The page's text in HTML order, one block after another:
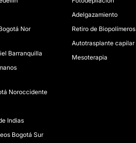
Nor
Barranquilla
Noroccidente
Indias
Bogotá Sur
Adelgazamiento
Retiro de Biopolímeros
Autotrasplante capilar
Mesoterapia